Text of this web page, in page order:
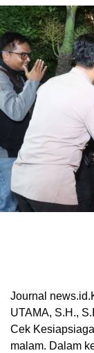
Journal
UTAMA, S.H.,
Cek
malam. Dalam